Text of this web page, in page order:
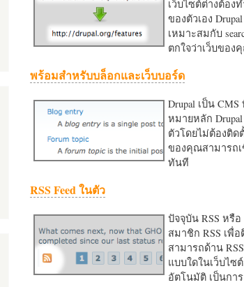
เว็บไซต์ต่างต้องท
ของตัวเอง
เหมาะสมกับ
ตกใจว่าเว็บขอ
พร้อมสำหรับบล็อกและเว็บบอร์ด
Drupal เป็น
หมายหลัก
ตัวโดยไม่ต้องติด
ของคุณสามารถ
ทันที
RSS Feed ในตัว
ปัจจุบัน RSS หรื
สมาชิก RSS เพื่
สามารถด้าน
แบบใดในเว็บไซ
อัตโนมัติ เป็นกา